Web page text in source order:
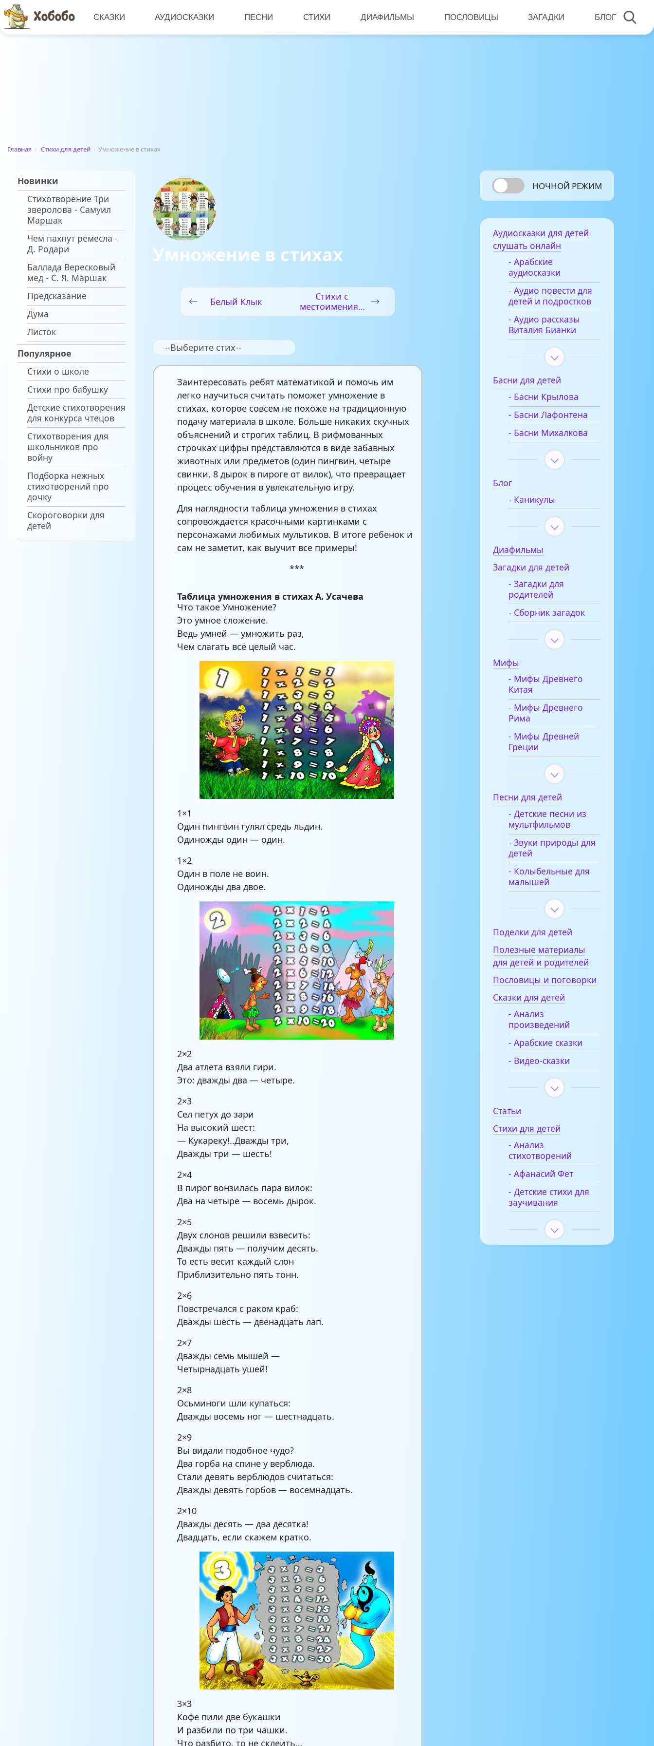
СКАЗКИ АУДИОСКАЗКИ ПЕСНИ СТИХИ ДИАФИЛЬМЫ ПОСЛОВИЦЫ ЗАГАДКИ БЛОГ
Главная › Стихи для детей › Умножение в стихах
Новинки
Стихотворение Три
зверолова - Самуил
Маршак
Чем пахнут ремесла -
Д. Родари
Баллада Вересковый
мёд - С. Я. Маршак
Предсказание
Дума
Листок
Популярное
Стихи о школе
Стихи про бабушку
Детские стихотворения
для конкурса чтецов
Стихотворения для
школьников про
войну
Подборка нежных
стихотворений про
дочку
Скороговорки для
детей
Умножение в стихах
Белый Клык
Стихи с
местоимениям
и
--Выберите стих--
Заинтересовать ребят математикой и помочь им
легко научиться считать поможет умножение в
стихах, которое совсем не похоже на традиционную
подачу материала в школе. Больше никаких скучных
объяснений и строгих таблиц. В рифмованных
строчках цифры представляются в виде забавных
животных или предметов (один пингвин, четыре
свинки, 8 дырок в пироге от вилок), что превращает
процесс обучения в увлекательную игру.
Для наглядности таблица умножения в стихах
сопровождается красочными картинками с
персонажами любимых мультиков. В итоге ребенок и
сам не заметит, как выучит все примеры!
***
Таблица умножения в стихах А. Усачева
Что такое Умножение?
Это умное сложение.
Ведь умней — умножить раз,
Чем слагать всё целый час.
1×1
Один пингвин гулял средь льдин.
Одиножды один — один.
1×2
Один в поле не воин.
Одиножды два двое.
2×2
Два атлета взяли гири.
Это: дважды два — четыре.
2×3
Сел петух до зари
На высокий шест:
— Кукареку!..Дважды три,
Дважды три — шесть!
2×4
В пирог вонзилась пара вилок:
Два на четыре — восемь дырок.
2×5
Двух слонов решили взвесить:
Дважды пять — получим десять.
То есть весит каждый слон
Приблизительно пять тонн.
2×6
Повстречался с раком краб:
Дважды шесть — двенадцать лап.
2×7
Дважды семь мышей —
Четырнадцать ушей!
2×8
Осьминоги шли купаться:
Дважды восемь ног — шестнадцать.
2×9
Вы видали подобное чудо?
Два горба на спине у верблюда.
Стали девять верблюдов считаться:
Дважды девять горбов — восемнадцать.
2×10
Дважды десять — два десятка!
Двадцать, если скажем кратко.
3×3
Кофе пили две букашки
И разбили по три чашки.
Что разбито, то не склеить…
НОЧНОЙ РЕЖИМ
Аудиосказки для детей
слушать онлайн
- Арабские
аудиосказки
- Аудио повести для
детей и подростков
- Аудио рассказы
Виталия Бианки
Басни для детей
- Басни Крылова
- Басни Лафонтена
- Басни Михалкова
Блог
- Каникулы
Диафильмы
Загадки для детей
- Загадки для
родителей
- Сборник загадок
Мифы
- Мифы Древнего
Китая
- Мифы Древнего
Рима
- Мифы Древней
Греции
Песни для детей
- Детские песни из
мультфильмов
- Звуки природы для
детей
- Колыбельные для
малышей
Поделки для детей
Полезные материалы
для детей и родителей
Пословицы и поговорки
Сказки для детей
- Анализ
произведений
- Арабские сказки
- Видео-сказки
Статьи
Стихи для детей
- Анализ
стихотворений
- Афанасий Фет
- Детские стихи для
заучивания